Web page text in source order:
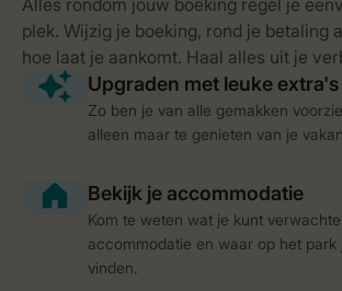
Zo ben je van alle gemakken
alleen maar te genieten van je
Kom te weten wat je kunt
accommodatie en waar op het park
vinden.